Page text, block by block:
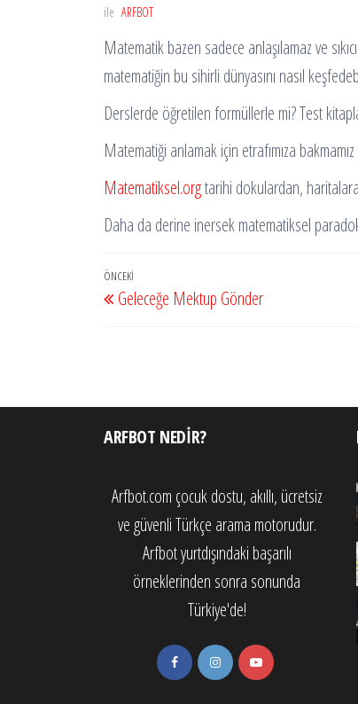
ile ARFBOT
Matematik bazen sadece anlaşılamaz ve
matematiğin bu sihirli dünyasını nasıl
Derslerde öğretilen formüllerle mi? Test
Matematiği anlamak için etrafımıza
Matematiksel.orgtarihi dokulardan,
Daha da derine inersek matematiksel
Yazı
gezinmesi
Önceki
Yazı
ÖNCEKI
Geleceğe Mektup Gönder
ARFBOT NEDIR?
Arfbot.com çocuk dostu, akıllı, ücretsiz
ve güvenli Türkçe arama motorudur.
Arfbot yurtdışındaki başarılı
örneklerinden sonra sonunda
Türkiye'de!